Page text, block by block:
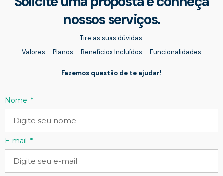
nossos serviços.
Tire as suas dúvidas:
Valores – Planos – Benefícios Incluídos – Funcionalidades
Fazemos questão de te ajudar!
Nome
E-mail